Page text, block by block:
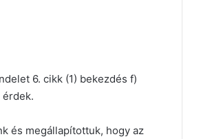
6. cikk (1) bekezdés f)
érdek.
és megállapítottuk, hogy az